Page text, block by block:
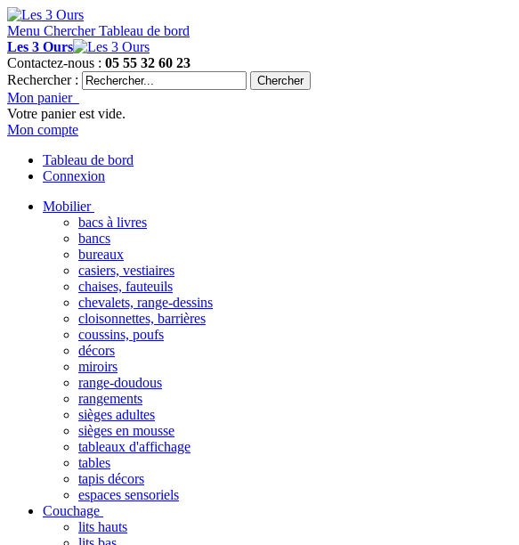
Menu Chercher Tableau de bord
Les 3 Ours
Contactez-nous : 05 55 32 60 23
Rechercher :
Chercher
Mon panier
Votre panier est vide.
Mon compte
Tableau de bord
Connexion
Mobilier
bacs à livres
bancs
bureaux
casiers, vestiaires
chaises, fauteuils
chevalets, range-dessins
cloisonnettes, barrières
coussins, poufs
décors
miroirs
range-doudous
rangements
sièges adultes
sièges en mousse
tableaux d'affichage
tables
tapis décors
espaces sensoriels
Couchage
lits hauts